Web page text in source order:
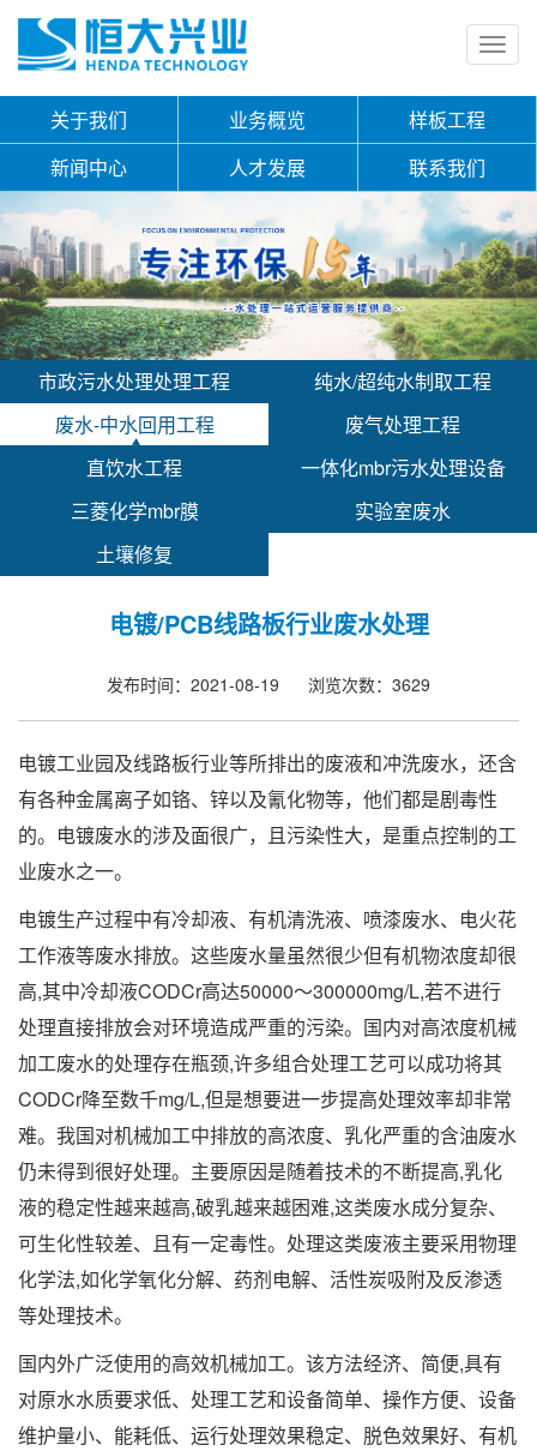
关于我们 业务概览
样板工程
新闻中心
人才发展 联系我们
市政污水处理处理工程
纯水/超纯水制取工程
废水-中水回用工程
废气处理工程
直饮水工程
一体化mbr污水处理设备
三菱化学mbr膜
实验室废水
土壤修复
电镀/PCB线路板行业废水处理
发布时间：2021-08-19 浏览次数：3629
电镀工业园及线路板行业等所排出的废液和冲洗废水，还含
有各种金属离子如铬、锌以及氰化物等，他们都是剧毒性
的。电镀废水的涉及面很广，且污染性大，是重点控制的工
业废水之一。
电镀生产过程中有冷却液、有机清洗液、喷漆废水、电火花
工作液等废水排放。这些废水量虽然很少但有机物浓度却很
高,其中冷却液CODCr高达50000～300000mg/L,若不进行
处理直接排放会对环境造成严重的污染。国内对高浓度机械
加工废水的处理存在瓶颈,许多组合处理工艺可以成功将其
CODCr降至数千mg/L,但是想要进一步提高处理效率却非常
难。我国对机械加工中排放的高浓度、乳化严重的含油废水
仍未得到很好处理。主要原因是随着技术的不断提高,乳化
液的稳定性越来越高,破乳越来越困难,这类废水成分复杂、
可生化性较差、且有一定毒性。处理这类废液主要采用物理
化学法,如化学氧化分解、药剂电解、活性炭吸附及反渗透
等处理技术。
国内外广泛使用的高效机械加工。该方法经济、简便,具有
对原水水质要求低、处理工艺和设备简单、操作方便、设备
维护量小、能耗低、运行处理效果稳定、脱色效果好、有机